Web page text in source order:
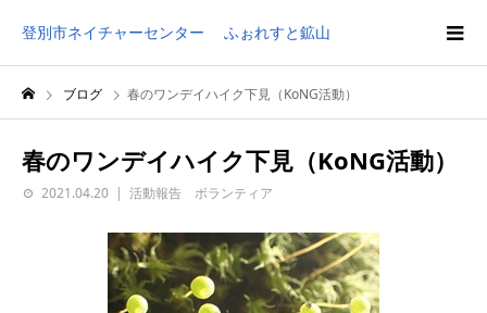
登別市ネイチャーセンター ふぉれすと鉱山
ブログ 春のワンデイハイク下見（KoNG活動）
春のワンデイハイク下見（KoNG活動）
2021.04.20 活動報告 ボランティア